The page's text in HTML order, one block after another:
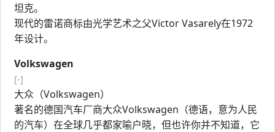
坦克。
现代的雷诺商标由光学艺术之父Victor Vasarely在1972
年设计。
Volkswagen
[-]
大众（Volkswagen）
著名的德国汽车厂商大众Volkswagen（德语，意为人民
的汽车）在全球几乎都家喻户晓，但也许你并不知道，它